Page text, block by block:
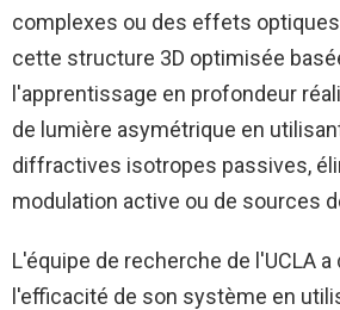
complexes ou des effets
cette structure 3D optimisée
l'apprentissage en profondeur
de lumière asymétrique en
diffractives isotropes passives,
modulation active ou de sources
L'équipe de recherche de l'UCLA
l'efficacité de son système en